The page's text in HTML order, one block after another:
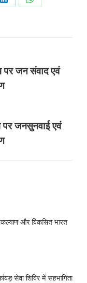
Share
Share
पर जन संवाद एवं
पर जनसुनवाई एवं
और विकसित भारत
सेवा शिविर में सहभागिता